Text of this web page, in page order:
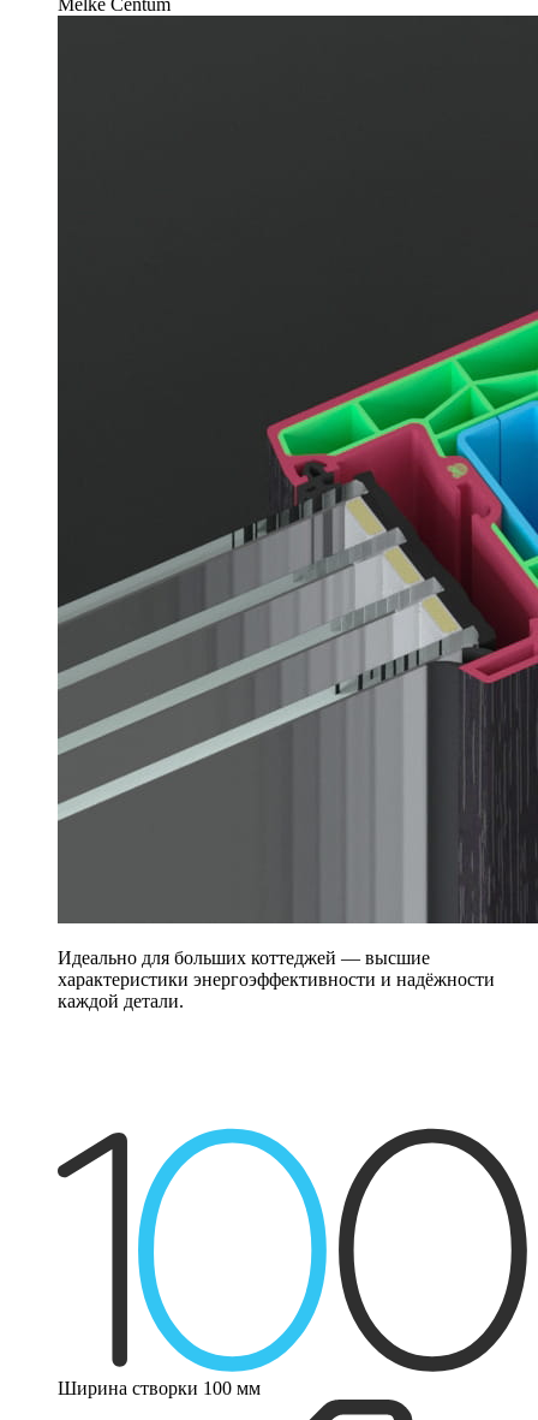
Melke Centum
Идеально для больших коттеджей — высшие
характеристики энергоэффективности и надёжности
каждой детали.
Ширина створки 100 мм